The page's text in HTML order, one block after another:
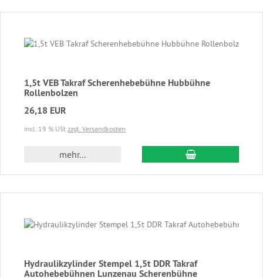
1,5t VEB Takraf Scherenhebebühne Hubbühne
Rollenbolzen
26,18 EUR
incl. 19 % USt zzgl. Versandkosten
mehr... In den
Hydraulikzylinder Stempel 1,5t DDR Takraf
Autohebebühnen Lunzenau Scherenbühne